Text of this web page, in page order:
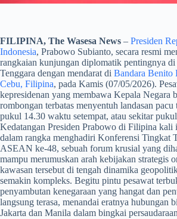
FILIPINA, The Wasesa News – Presiden
Indonesia, Prabowo Subianto, secara resmi
rangkaian kunjungan diplomatik pentingnya di
Tenggara dengan mendarat di Bandara Benito
Cebu, Filipina, pada Kamis (07/05/2026).
kepresidenan yang membawa Kepala Negara
rombongan terbatas menyentuh landasan pacu
pukul 14.30 waktu setempat, atau sekitar
Kedatangan Presiden Prabowo di Filipina kali
dalam rangka menghadiri Konferensi Tingkat
ASEAN ke-48, sebuah forum krusial yang
mampu merumuskan arah kebijakan strategis
kawasan tersebut di tengah dinamika
semakin kompleks. Begitu pintu pesawat
penyambutan kenegaraan yang hangat dan
langsung terasa, menandai eratnya hubungan
Jakarta dan Manila dalam bingkai